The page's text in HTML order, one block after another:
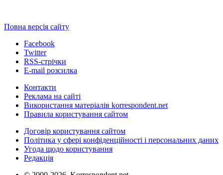
Повна версія сайту
Facebook
Twitter
RSS-стрічки
E-mail розсилка
Контакти
Реклама на сайті
Використання матеріалів korrespondent.net
Правила користування сайтом
Договір користування сайтом
Політика у сфері конфіденційності і персональних даних
Угода щодо користування
Редакція